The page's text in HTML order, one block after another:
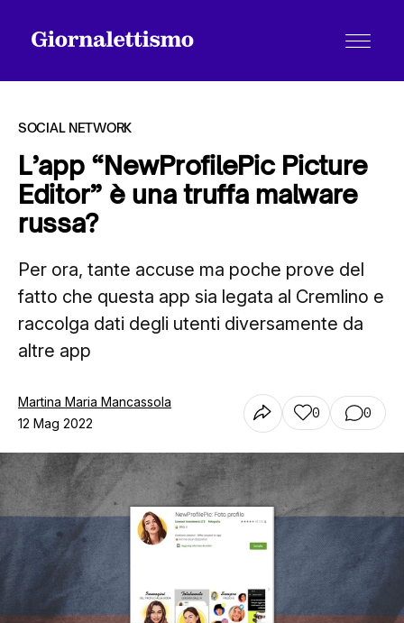
Tutti gli articoli
Chi siamo
Contatti
SOCIAL NETWORK
L’app “NewProfilePic Picture
Editor” è una truffa malware
russa?
Per ora, tante accuse ma poche prove del
fatto che questa app sia legata al Cremlino e
raccolga dati degli utenti diversamente da
altre app
Martina Maria Mancassola
12 Mag 2022
0 0